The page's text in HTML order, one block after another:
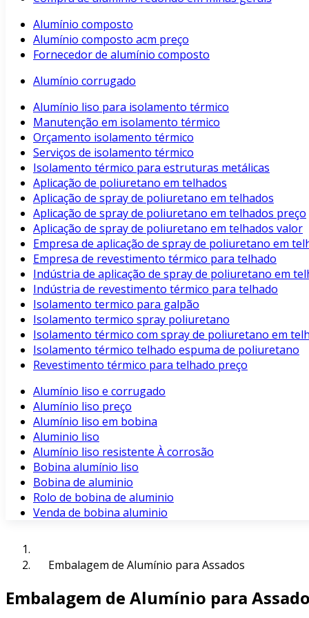
Alumínio composto
Alumínio composto acm preço
Fornecedor de alumínio composto
Alumínio corrugado
Alumínio liso para isolamento térmico
Manutenção em isolamento térmico
Orçamento isolamento térmico
Serviços de isolamento térmico
Isolamento térmico para estruturas metálicas
Aplicação de poliuretano em telhados
Aplicação de spray de poliuretano em telhados
Aplicação de spray de poliuretano em telhados preço
Aplicação de spray de poliuretano em telhados valor
Empresa de aplicação de spray de poliuretano em
Empresa de revestimento térmico para telhado
Indústria de aplicação de spray de poliuretano em
Indústria de revestimento térmico para telhado
Isolamento termico para galpão
Isolamento termico spray poliuretano
Isolamento térmico com spray de poliuretano em
Isolamento térmico telhado espuma de poliuretano
Revestimento térmico para telhado preço
Alumínio liso e corrugado
Alumínio liso preço
Alumínio liso em bobina
Aluminio liso
Alumínio liso resistente À corrosão
Bobina alumínio liso
Bobina de aluminio
Rolo de bobina de aluminio
Venda de bobina aluminio
Embalagem de Alumínio para Assados
Embalagem de Alumínio para